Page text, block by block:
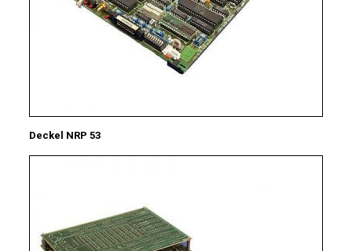
Deckel NRP 53